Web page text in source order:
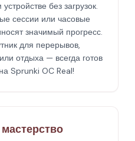
без загрузок.
сессии или часовые
значимый прогресс.
для перерывов,
отдыха — всегда готов
Sprunki OC Real!